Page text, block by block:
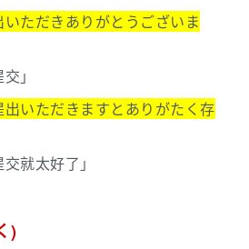
いただきありがとうございま
」
出いただきますとありがたく存
就太好了」
)